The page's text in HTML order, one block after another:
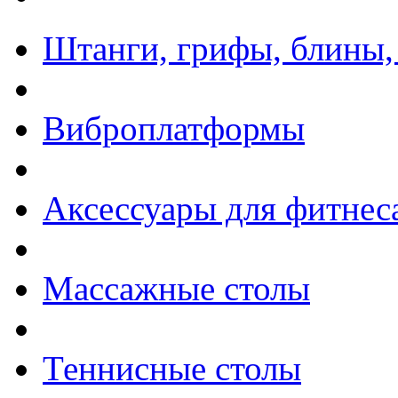
Штанги, грифы, блины,
Виброплатформы
Аксессуары для
Массажные столы
Теннисные столы